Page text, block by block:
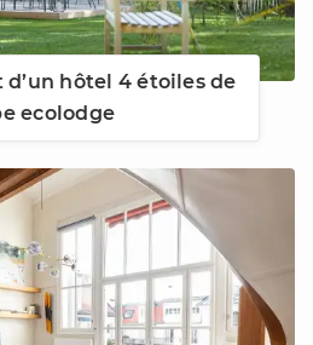
hôtel 4 étoiles de
ecolodge